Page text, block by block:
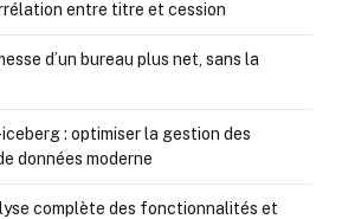
entre titre et cession
d’un bureau plus net, sans la
: optimiser la gestion des
données moderne
complète des fonctionnalités et